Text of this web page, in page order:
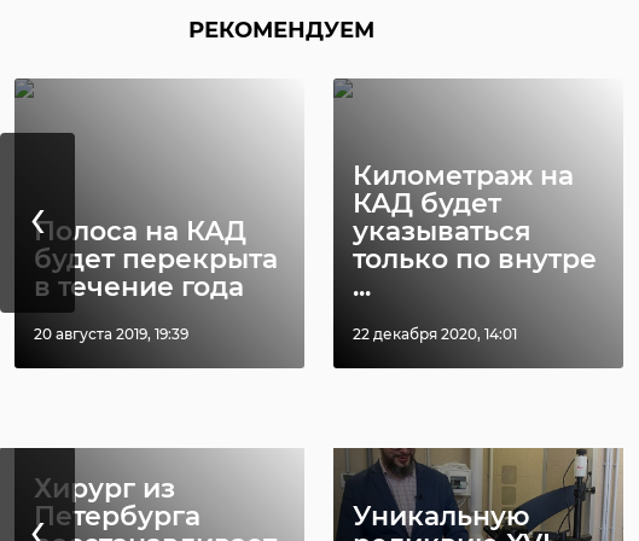
РЕКОМЕНДУЕМ
Полоса на КАД
будет перекрыта
в течение года
20 августа 2019, 19:39
Километраж на
КАД будет
указываться
только по внутре
...
22 декабря 2020, 14:01
‹
РЕКОМЕНДУЕМ
Хирург из
Петербурга
Уникальную